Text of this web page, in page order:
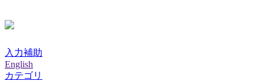
入力補助
English
カテゴリ